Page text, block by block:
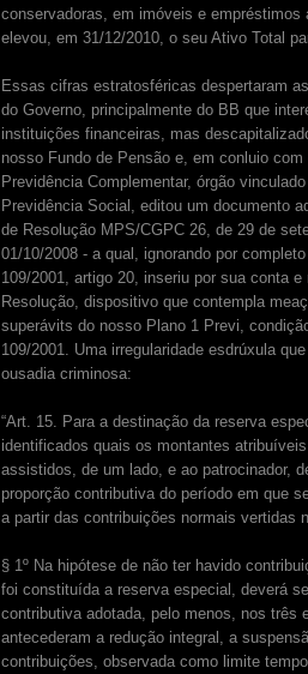
conservadoras, em imóveis e
elevou, em 31/12/2010, o seu Ativo Total
Essas cifras estratosféricas despertaram
do Governo, principalmente do BB que
instituições financeiras, mas
nosso Fundo de Pensão e, em conluio
Previdência Complementar, órgão
Previdência Social, editou um documento
de Resolução MPS/CGPC 26, de 29 de
01/10/2008 - a qual, ignorando por
109/2001, artigo 20, inseriu por sua conta
Resolução, dispositivo que contempla
superávits do nosso Plano 1 Previ,
109/2001. Uma irregularidade esdrúxula
ousadia criminosa:
“Art. 15. Para a destinação da reserva
identificados quais os montantes
assistidos, de um lado, e ao patrocinador,
proporção contributiva do período em que
a partir das contribuições normais vertidas
§ 1º Na hipótese de não ter havido
foi constituída a reserva especial, deverá
contributiva adotada, pelo menos, nos três
antecederam a redução integral, a
contribuições, observada como limite